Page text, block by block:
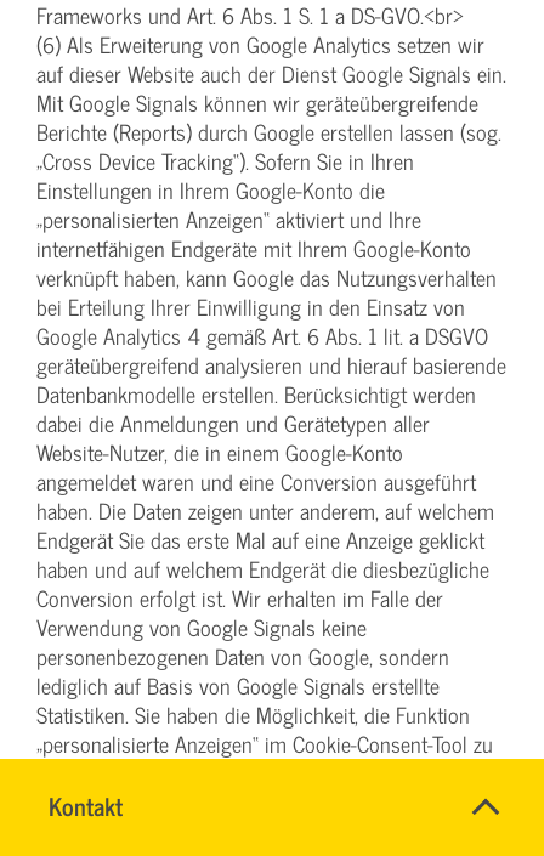
Kontakt
RONALD
Name*
Frameworks und Art. 6 Abs. 1 S. 1 a DS-GVO.<br>
(6) Als Erweiterung von Google Analytics setzen wir
auf dieser Website auch der Dienst Google Signals ein.
Mit Google Signals können wir geräteübergreifende
Berichte (Reports) durch Google erstellen lassen (sog.
„Cross Device Tracking“). Sofern Sie in Ihren
Einstellungen in Ihrem Google-Konto die
„personalisierten Anzeigen“ aktiviert und Ihre
internetfähigen Endgeräte mit Ihrem Google-Konto
verknüpft haben, kann Google das Nutzungsverhalten
bei Erteilung Ihrer Einwilligung in den Einsatz von
Google Analytics 4 gemäß Art. 6 Abs. 1 lit. a DSGVO
geräteübergreifend analysieren und hierauf basierende
Datenbankmodelle erstellen. Berücksichtigt werden
dabei die Anmeldungen und Gerätetypen aller
Website-Nutzer, die in einem Google-Konto
angemeldet waren und eine Conversion ausgeführt
haben. Die Daten zeigen unter anderem, auf welchem
Endgerät Sie das erste Mal auf eine Anzeige geklickt
haben und auf welchem Endgerät die diesbezügliche
Conversion erfolgt ist. Wir erhalten im Falle der
Verwendung von Google Signals keine
personenbezogenen Daten von Google, sondern
lediglich auf Basis von Google Signals erstellte
Statistiken. Sie haben die Möglichkeit, die Funktion
„personalisierte Anzeigen“ im Cookie-Consent-Tool zu
Kontos zu deaktivieren und damit die